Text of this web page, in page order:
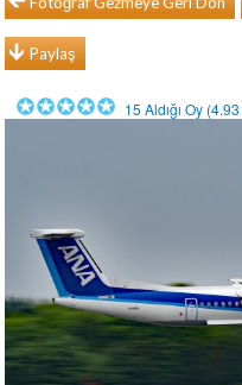
Paylaş
15 Aldığı Oy (4.93